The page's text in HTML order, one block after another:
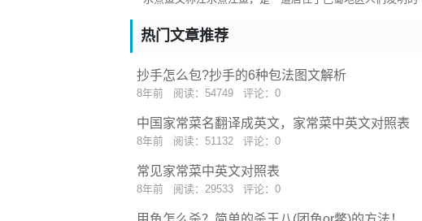
热门文章推荐
抄手怎么包?抄手的6种包法图文解析
8年前 阅读：54749 评论：0
中国家常菜名翻译成英文，家常菜中英文对照表
8年前 阅读：51132 评论：0
常见家常菜中英文对照表
8年前 阅读：29533 评论：0